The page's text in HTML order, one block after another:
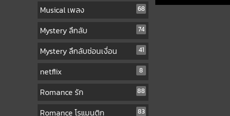
Musical เพลง 68
Mystery ลึกลับ 74
Mystery ลึกลับซ่อนเงื่อน 41
netflix 8
Romance รัก 88
Romance โรแมนติก 83